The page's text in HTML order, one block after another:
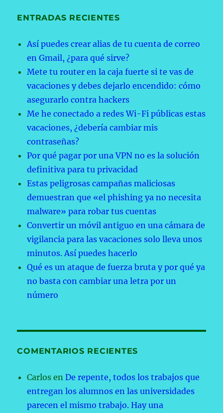
ENTRADAS RECIENTES
Así puedes crear alias de tu cuenta de correo
en Gmail, ¿para qué sirve?
Mete tu router en la caja fuerte si te vas de
vacaciones y debes dejarlo encendido: cómo
asegurarlo contra hackers
Me he conectado a redes Wi-Fi públicas estas
vacaciones, ¿debería cambiar mis
contraseñas?
Por qué pagar por una VPN no es la solución
definitiva para tu privacidad
Estas peligrosas campañas maliciosas
demuestran que «el phishing ya no necesita
malware» para robar tus cuentas
Convertir un móvil antiguo en una cámara de
vigilancia para las vacaciones solo lleva unos
minutos. Así puedes hacerlo
Qué es un ataque de fuerza bruta y por qué ya
no basta con cambiar una letra por un
número
COMENTARIOS RECIENTES
Carlos enDe repente, todos los trabajos que
entregan los alumnos en las universidades
parecen el mismo trabajo. Hay una